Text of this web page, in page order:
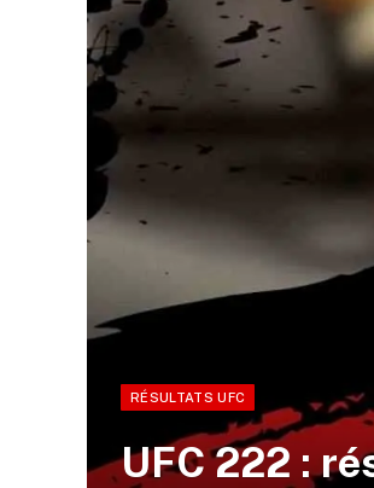
RÉSULTATS UFC
UFC 222 :